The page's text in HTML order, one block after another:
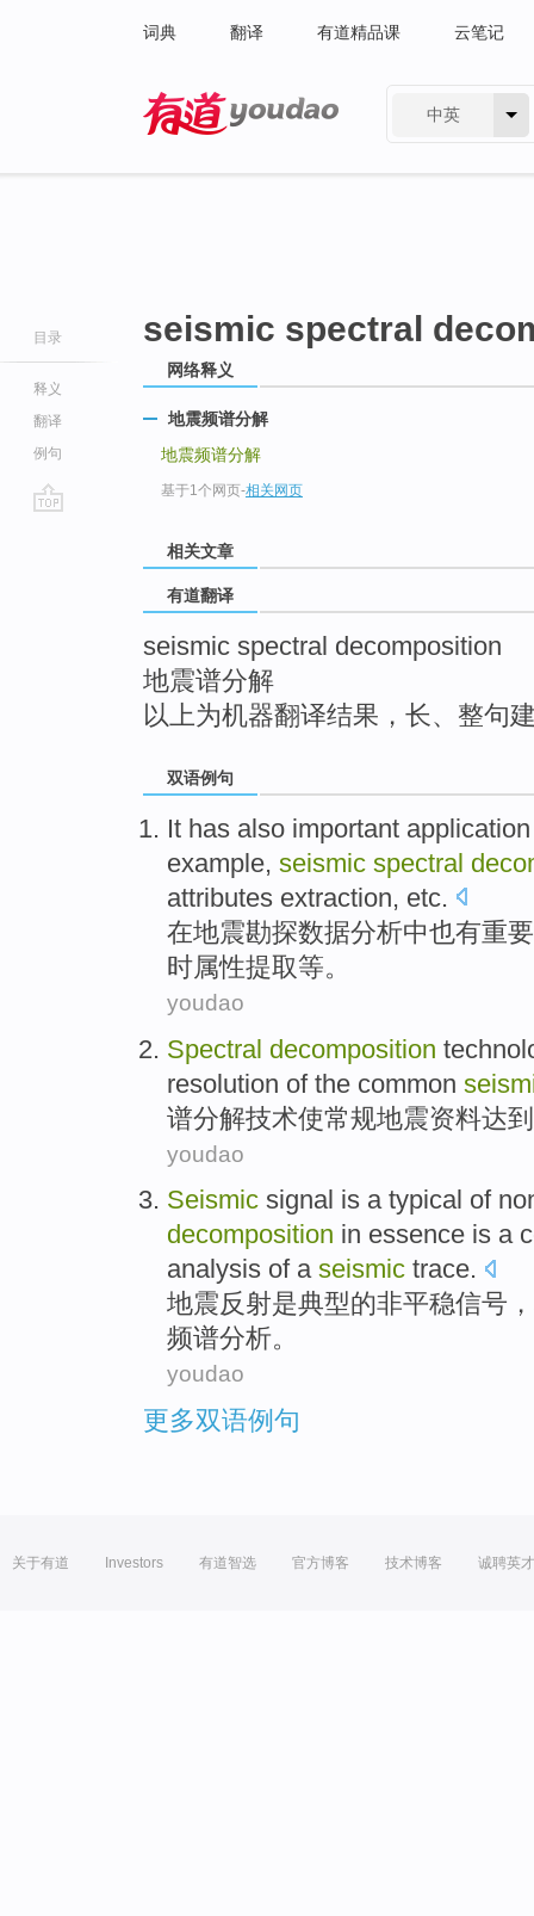
词典 翻译 有道精品课 云笔记
中英
目录
释义
翻译
例句
seismic spectral
网络释义
地震频谱分解
地震频谱分解
基于1个网页-相关网页
相关文章
有道翻译
seismic spectral decomposition
地震谱分解
以上为机器翻译结果，长、整句
双语例句
It has also important application
example, seismic spectral
attributes extraction, etc.
在地震勘探数据分析中也有重要
时属性提取等。
youdao
Spectral decomposition
resolution of the common
谱分解技术使常规地震资料达到
youdao
Seismic signal is a typical of
decomposition in essence is a
analysis of a seismic trace.
地震反射是典型的非平稳信号
频谱分析。
youdao
更多双语例句
关于有道 Investors 有道智选 官方博客 技术博客 诚聘英才